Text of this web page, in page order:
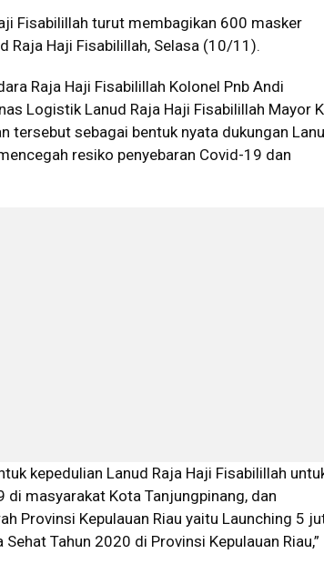
Fisabilillah turut membagikan 600 masker
Raja Haji Fisabilillah, Selasa (10/11).
Raja Haji Fisabilillah Kolonel Pnb Andi
Logistik Lanud Raja Haji Fisabilillah Mayor
tersebut sebagai bentuk nyata dukungan
resiko penyebaran Covid-19 dan
kepedulian Lanud Raja Haji Fisabilillah
masyarakat Kota Tanjungpinang, dan
Provinsi Kepulauan Riau yaitu Launching 5
Tahun 2020 di Provinsi Kepulauan Riau,”